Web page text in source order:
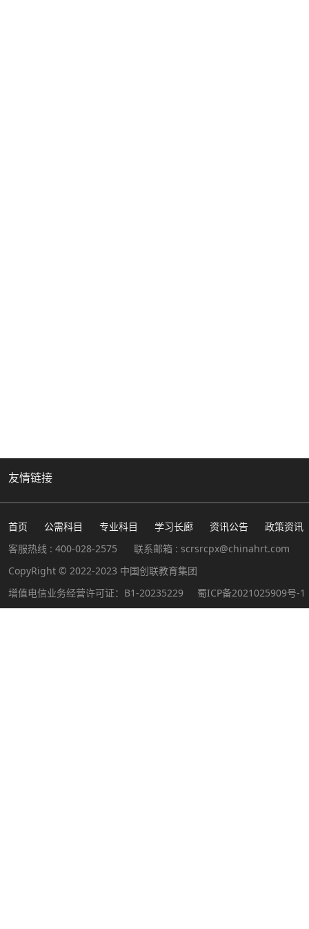
友情链接
首页 公需科目 专业科目 学习长廊 资讯公告
政策资讯
客服热线 : 400-028-2575
联系邮箱 : scrsrcpx@chinahrt.com
CopyRight © 2022-2023 中国创联教育集团
增值电信业务经营许可证：B1-20235229
蜀ICP备2021025909号-1